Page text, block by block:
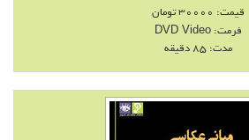
قیمت: 30000تومان
فرمت:DVD Video
مدت: 85 دقیقه